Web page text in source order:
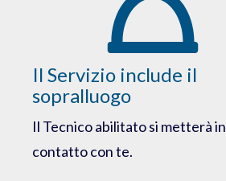
Il Servizio include il
sopralluogo
Il Tecnico abilitato si metterà in
contatto con te.